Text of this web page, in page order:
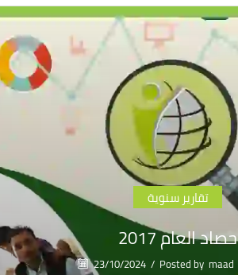
تقارير سنوية
حصاد العام 2017
23/10/2024 / Posted by maad